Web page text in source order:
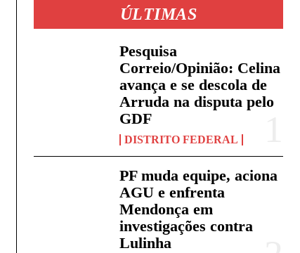
ÚLTIMAS
Pesquisa
Correio/Opinião: Celina
avança e se descola de
Arruda na disputa pelo
GDF
DISTRITO FEDERAL
PF muda equipe, aciona
AGU e enfrenta
Mendonça em
investigações contra
Lulinha